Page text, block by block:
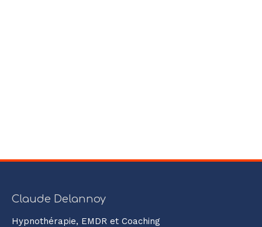
Claude Delannoy
Hypnothérapie, EMDR et Coaching